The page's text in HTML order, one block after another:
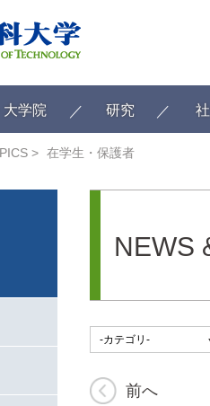
学院 研究
在学生・保護者
NEWS
前へ